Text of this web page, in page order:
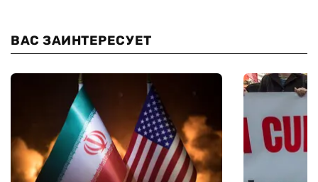
ВАС ЗАИНТЕРЕСУЕТ